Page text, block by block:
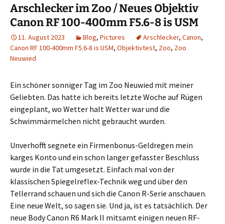
Arschlecker im Zoo / Neues Objektiv
Canon RF 100-400mm F5.6-8 is USM
11. August 2023 Blog, Pictures Arschlecker, Canon,
Canon RF 100-400mm F5.6-8 is USM, Objektivtest, Zoo, Zoo
Neuwied
Ein schöner sonniger Tag im Zoo Neuwied mit meiner
Geliebten. Das hatte ich bereits letzte Woche auf Rügen
eingeplant, wo Wetter halt Wetter war und die
Schwimmärmelchen nicht gebraucht wurden.
Unverhofft segnete ein Firmenbonus-Geldregen mein
karges Konto und ein schon langer gefasster Beschluss
wurde in die Tat umgesetzt. Einfach mal von der
klassischen Spiegelreflex-Technik weg und über den
Tellerrand schauen und sich die Canon R-Serie anschauen.
Eine neue Welt, so sagen sie. Und ja, ist es tatsächlich. Der
neue Body Canon R6 Mark II mitsamt einigen neuen RF-